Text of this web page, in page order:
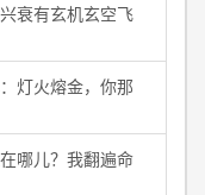
衰有玄机玄空飞
灯火熔金，你那
哪儿？我翻遍命